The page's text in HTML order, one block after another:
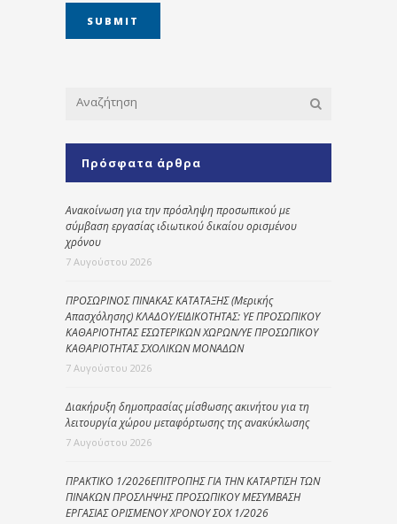
Πρόσφατα άρθρα
Ανακοίνωση για την πρόσληψη προσωπικού με
σύμβαση εργασίας ιδιωτικού δικαίου ορισμένου
χρόνου
7 Αυγούστου 2026
ΠΡΟΣΩΡΙΝΟΣ ΠΙΝΑΚΑΣ ΚΑΤΑΤΑΞΗΣ (Μερικής
Απασχόλησης) ΚΛΑΔΟΥ/ΕΙΔΙΚΟΤΗΤΑΣ: ΥΕ ΠΡΟΣΩΠΙΚΟΥ
ΚΑΘΑΡΙΟΤΗΤΑΣ ΕΣΩΤΕΡΙΚΩΝ ΧΩΡΩΝ/ΥΕ ΠΡΟΣΩΠΙΚΟΥ
ΚΑΘΑΡΙΟΤΗΤΑΣ ΣΧΟΛΙΚΩΝ ΜΟΝΑΔΩΝ
7 Αυγούστου 2026
Διακήρυξη δημοπρασίας μίσθωσης ακινήτου για τη
λειτουργία χώρου μεταφόρτωσης της ανακύκλωσης
7 Αυγούστου 2026
ΠΡΑΚΤΙΚΟ 1/2026ΕΠΙΤΡΟΠΗΣ ΓΙΑ ΤΗΝ ΚΑΤΑΡΤΙΣΗ ΤΩΝ
ΠΙΝΑΚΩΝ ΠΡΟΣΛΗΨΗΣ ΠΡΟΣΩΠΙΚΟΥ ΜΕΣΥΜΒΑΣΗ
ΕΡΓΑΣΙΑΣ ΟΡΙΣΜΕΝΟΥ ΧΡΟΝΟΥ ΣΟΧ 1/2026